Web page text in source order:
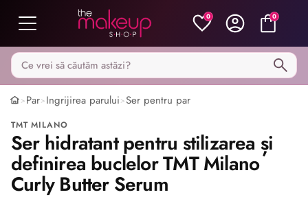
0 0
Caută pe MakeupShop
>Par>Ingrijirea parului>Ser pentru par
TMT MILANO
Ser hidratant pentru stilizarea și
definirea buclelor TMT Milano
Curly Butter Serum